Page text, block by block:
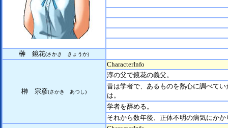
榊 鏡花(さかき きょうか)
榊 宗彦(さかき あつし)
CharacterInfo
淳の父で鏡花の義父。
昔は学者で、あるものを熱心に調べて
は。
学者を辞める。
それから数年後、正体不明の病気にか